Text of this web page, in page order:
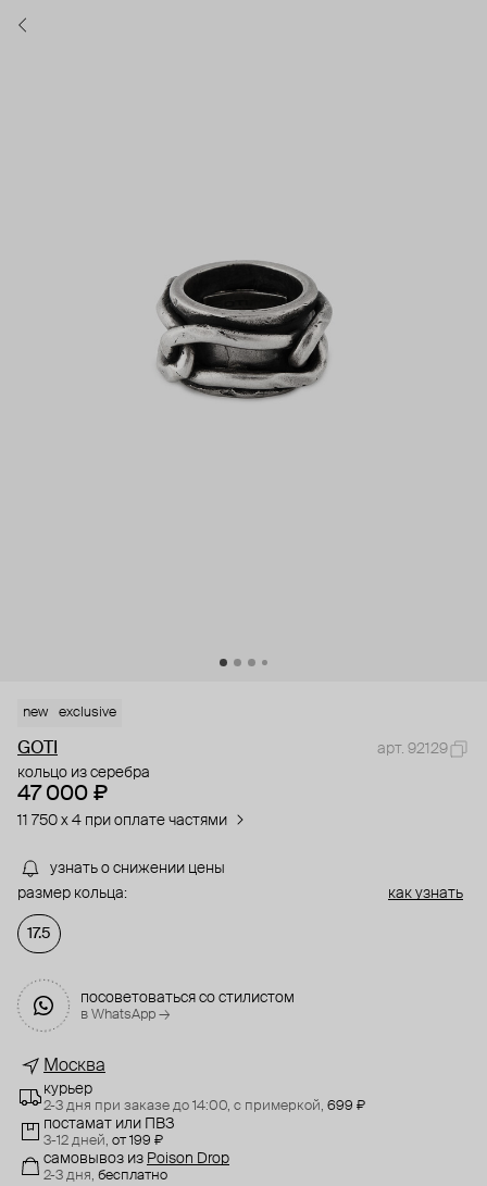
new exclusive
GOTI
арт. 92129
кольцо из серебра
47 000 ₽
11 750 x 4 при оплате частями
узнать о снижении цены
размер кольца:
как узнать
17.5
посоветоваться со стилистом
в WhatsApp →
Москва
курьер
2-3 дня при заказе до 14:00, с примеркой, 699 ₽
постамат или ПВЗ
3-12 дней, от 199 ₽
самовывоз из Poison Drop
2-3 дня, бесплатно